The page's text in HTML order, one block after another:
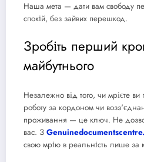
Наша мета — дати вам свободу
спокій, без зайвих перешкод.
Зробіть перший
майбутнього
Незалежно від того, чи мрієте
роботу за кордоном чи
проживання — це ключ. Не
вас. З
свою мрію в реальність лише за